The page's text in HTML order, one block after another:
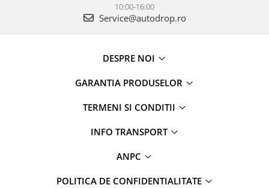
10:00-16:00
Service@autodrop.ro
DESPRE NOI
GARANTIA PRODUSELOR
TERMENI SI CONDITII
INFO TRANSPORT
ANPC
POLITICA DE CONFIDENTIALITATE